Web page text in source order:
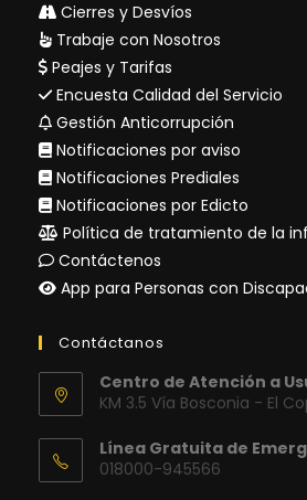
Cierres y Desvíos
Trabaje con Nosotros
Peajes y Tarifas
Encuesta Calidad del Servicio
Gestión Anticorrupción
Notificaciones por aviso
Notificaciones Prediales
Notificaciones por Edicto
Política de tratamiento de la
Contáctenos
App para Personas con
Contáctanos
Centro de Atención a
KM 3.5 Vía Bosconia - El
Línea Gratuita de
018000-945566